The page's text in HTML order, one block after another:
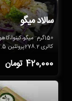
سالاد میگو
150گرم
کالری 278.2پروتئین 37.5کربوهیدرات22.2 فیبر7.3 چربی4.6
420,000 تومان